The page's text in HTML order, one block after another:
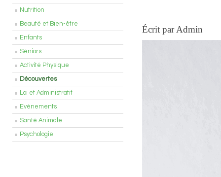
Nutrition
Beauté et Bien-être
Enfants
Séniors
Activité Physique
Découvertes
Loi et Administratif
Evénements
Santé Animale
Psychologie
Écrit par Admin